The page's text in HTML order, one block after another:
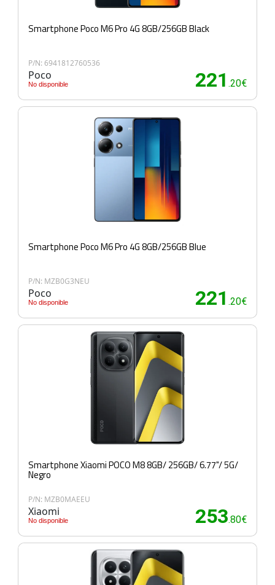
Smartphone Poco M6 Pro 4G 8GB/256GB Black
P/N: 6941812760536
Poco
No disponible 221 .20€
Smartphone Poco M6 Pro 4G 8GB/256GB Blue
P/N: MZB0G3NEU
Poco
No disponible 221 .20€
Smartphone Xiaomi POCO M8 8GB/ 256GB/ 6.77"/ 5G/
Negro
P/N: MZB0MAEEU
Xiaomi
No disponible 253.80€